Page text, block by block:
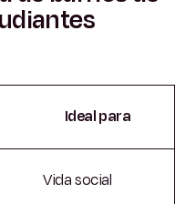
Ideal para
Vida social